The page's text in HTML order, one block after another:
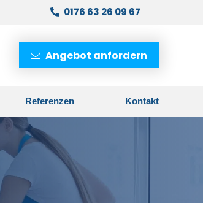
0176 63 26 09 67
Angebot anfordern
Referenzen Kontakt